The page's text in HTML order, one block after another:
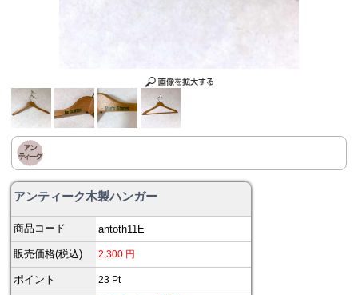
アンティーク木製ハンガー
商品コード antoth11E
販売価格(税込) 2,300 円
ポイント 23 Pt